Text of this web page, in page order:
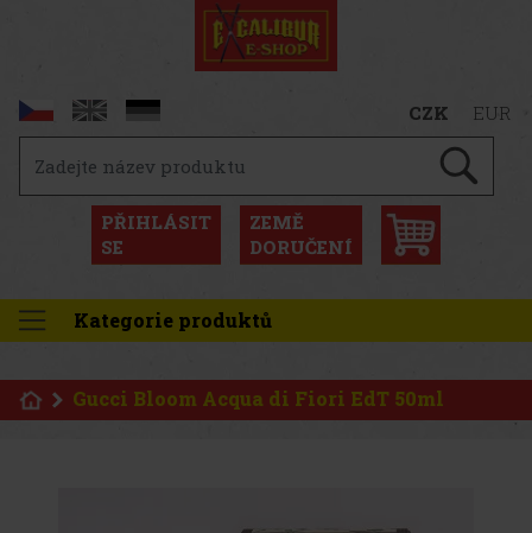
CZK EUR
PŘIHLÁSIT
SE
ZEMĚ
DORUČENÍ
Kategorie produktů
Gucci Bloom Acqua di Fiori EdT 50ml